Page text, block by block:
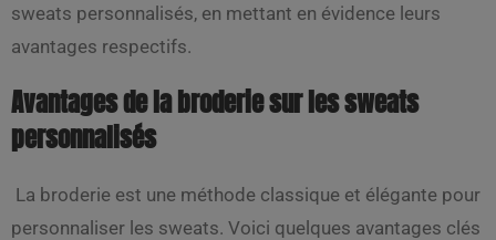
sweats personnalisés, en mettant en évidence leurs
avantages respectifs.
Avantages de la broderie sur les sweats
personnalisés
La broderie est une méthode classique et élégante pour
personnaliser les sweats. Voici quelques avantages clés